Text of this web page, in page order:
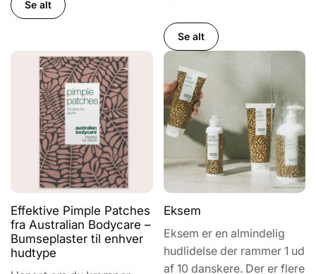
Se alt
Se alt
Effektive Pimple Patches
fra Australian Bodycare –
Bumseplaster til enhver
hudtype
Eksem
Eksem er en almindelig
hudlidelse der rammer 1 ud
af 10 danskere. Der er flere